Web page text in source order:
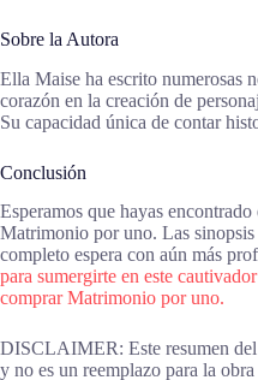
Sobre la Autora
Ella Maise ha escrito numerosas
corazón en la creación de
Su capacidad única de contar
Conclusión
Esperamos que hayas
Matrimonio por uno. Las
completo espera con aún más
para sumergirte en este
comprar Matrimonio por uno.
DISCLAIMER: Este resumen
y no es un reemplazo para la